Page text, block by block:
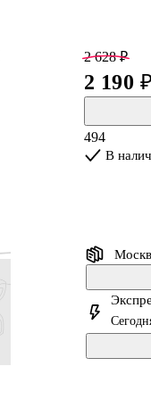
2 628 ₽
2 190 ₽
494
В